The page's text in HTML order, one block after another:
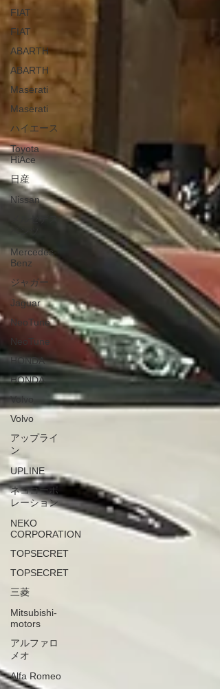
FIAT
FIAT
ABARTH
ABARTH
Maserati
Maserati
ハイエース
Toyota
HiAce
日産
Nissan
Mercedes-
Benz
ジャガー
Jaguar
NeoTune
NeoTune
HONDA
HONDA
Volvo
Volvo
アップライ
ン
UPLINE
ネココーポ
レーション
NEKO
CORPORATION
TOPSECRET
TOPSECRET
三菱
Mitsubishi-
motors
アルファロ
メオ
Alfa Romeo